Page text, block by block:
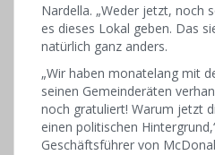
Nardella. „Weder jetzt, noch
es dieses Lokal geben. Das
natürlich ganz anders.
„Wir haben monatelang mit
seinen Gemeinderäten
noch gratuliert! Warum jetzt
einen politischen
Geschäftsführer von